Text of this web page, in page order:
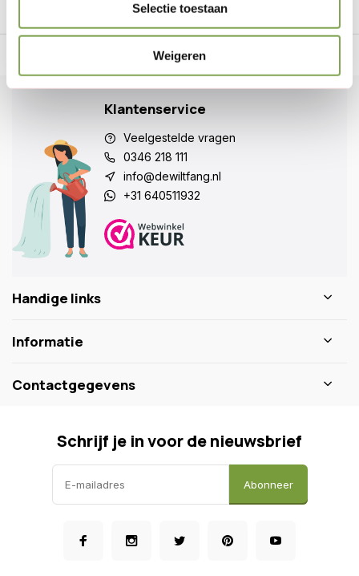
Selectie toestaan
Weigeren
dagen bedenktijd
Klantenservice
Veelgestelde vragen
0346 218 111
info@dewiltfang.nl
+31 640511932
Handige links
Informatie
Contactgegevens
Schrijf je in voor de nieuwsbrief
Abonneer